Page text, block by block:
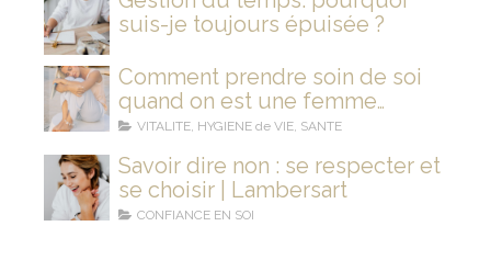
suis-je toujours épuisée ?
Comment prendre soin de soi
quand on est une femme
stressée et fatiguée ?
VITALITE, HYGIENE de VIE, SANTE
Savoir dire non : se respecter et
se choisir | Lambersart
CONFIANCE EN SOI